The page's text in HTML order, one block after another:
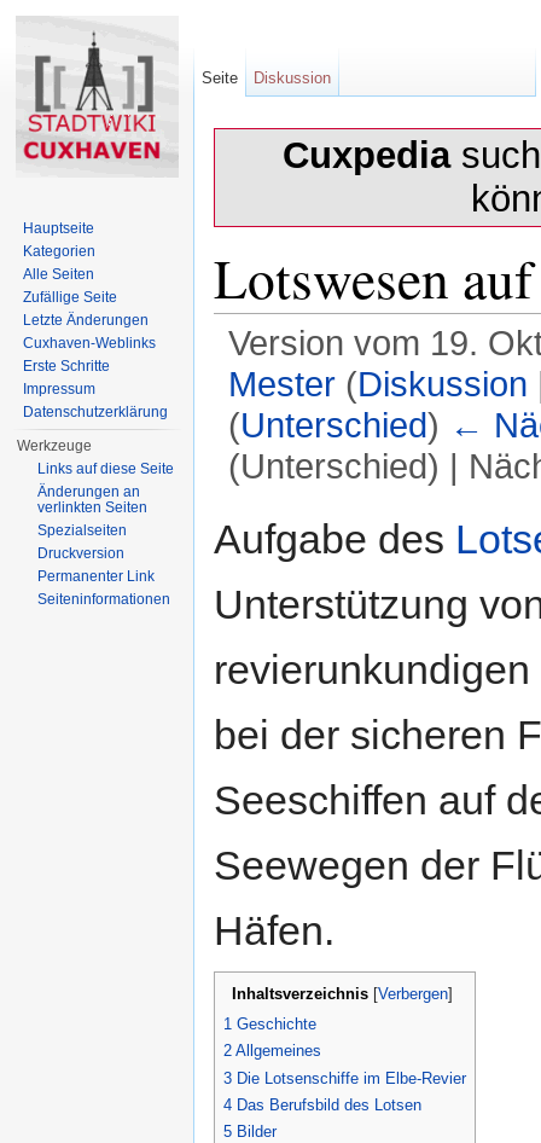
Cuxpedia
Lotswesen
Version vom 19.
Mester (Diskussion
(Unterschied) ←
(Unterschied) |
Aufgabe des
Unterstützung
bei der sicheren
Seeschiffen auf
Seewegen der
Häfen.
Inhaltsverzeichnis Verbergen
1 Geschichte
2 Allgemeines
3 Die Lotsenschiffe im Elbe-Revier
4 Das Berufsbild des Lotsen
5 Bilder
Seite Diskussion
Hauptseite
Kategorien
Alle Seiten
Zufällige Seite
Letzte Änderungen
Cuxhaven-Weblinks
Erste Schritte
Impressum
Datenschutzerklärung
Werkzeuge
Links auf diese Seite
Änderungen an
verlinkten Seiten
Spezialseiten
Druckversion
Permanenter Link
Seiten­informationen